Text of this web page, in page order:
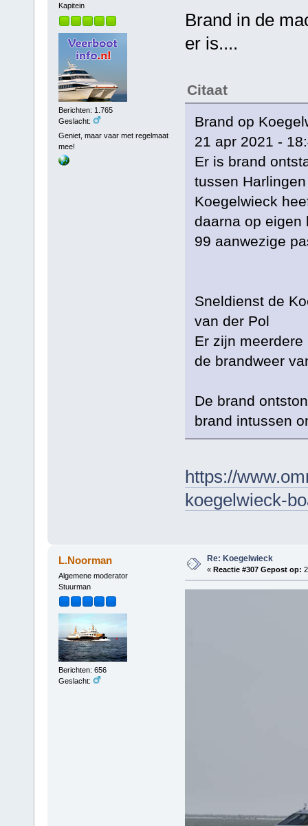
Kapitein
Berichten: 1.765
Geslacht:
Geniet, maar vaar met regelmaat
mee!
Brand in de
er is....
Citaat
Brand op
21 apr 2021 -
Er is brand
tussen
Koegelwieck
daarna op eigen
99 aanwezige
Sneldienst de
van der Pol
Er zijn
de brandweer
De brand
brand intussen
https://
koegelwieck-
L.Noorman
Algemene moderator
Stuurman
Berichten: 656
Geslacht:
Re: Koegelwieck
« Reactie #307 Gepost op: